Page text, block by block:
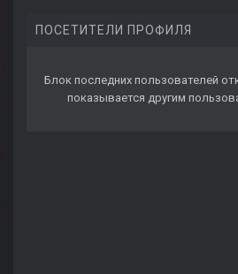
ПОСЕТИТЕЛИ ПРОФИЛЯ
Блок последних пользователей
показывается другим